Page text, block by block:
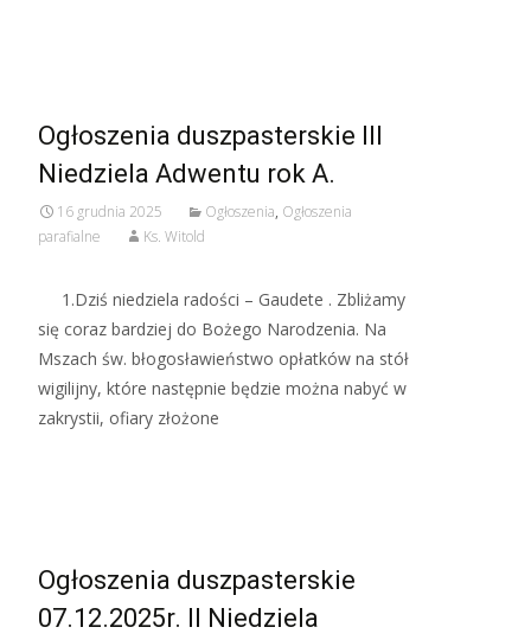
Ogłoszenia duszpasterskie III
Niedziela Adwentu rok A.
16 grudnia 2025 Ogłoszenia, Ogłoszenia
parafialne
Ks. Witold
1.Dziś niedziela radości – Gaudete . Zbliżamy
się coraz bardziej do Bożego Narodzenia. Na
Mszach św. błogosławieństwo opłatków na stół
wigilijny, które następnie będzie można nabyć w
zakrystii, ofiary złożone
Ogłoszenia duszpasterskie
07.12.2025r. II Niedziela